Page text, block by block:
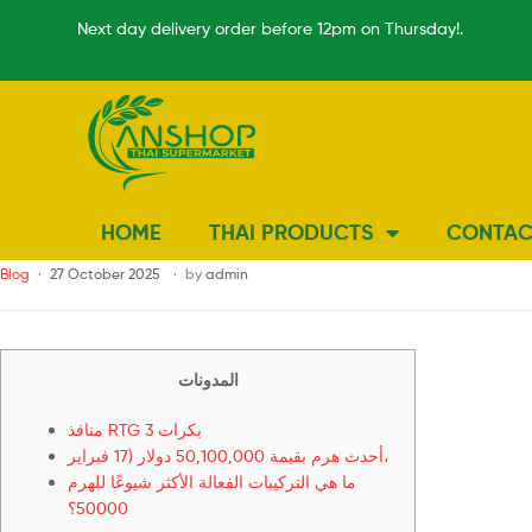
Next day delivery order before 12pm on Thursday!.
HOME THAI PRODUCTS
Blog 27 October 2025 by admin
المدونات
منافذ RTG 3 بكرات
أحدث هرم بقيمة 50,100,000 دولار (17 فبراير،
ما هي التركيبات الفعالة الأكثر شيوعًا للهرم
50000؟